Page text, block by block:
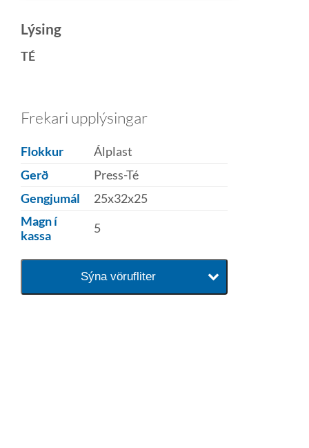
Lýsing
TÉ
Frekari upplýsingar
Flokkur
Álplast
Gerð
Press-Té
Gengjumál
25x32x25
Magn í
kassa
5
Sýna vörufliter